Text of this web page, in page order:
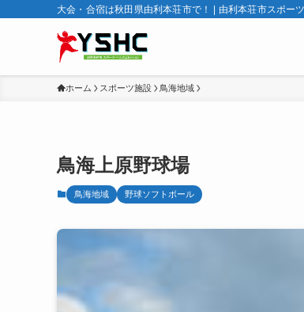
大会・合宿は秋田県由利本荘市で！ | 由利本荘市スポー
ホーム スポーツ施設 鳥海地域
鳥海上原野球場
鳥海地域 野球ソフトボール